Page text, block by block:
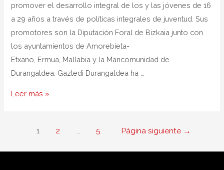
promover el desarrollo integral de los y las jóvenes de 16
a 29 años a través de políticas integrales de juventud. Sus
promotores son la Diputación Foral de Bizkaia junto con
los ayuntamientos de Amorebieta-
Etxano, Ermua, Mallabia y la Mancomunidad de
Durangaldea. Gaztedi Durangaldea ha …
Leer más »
1 2 … 5 Página siguiente →